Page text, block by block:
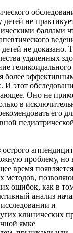
не
баллами
не доказано.
удаленных
геликоидального
более
И этот
Оно не
в
его
проблему,
время
методов,
ошибок, как в
анализ
и
клинических
ямке